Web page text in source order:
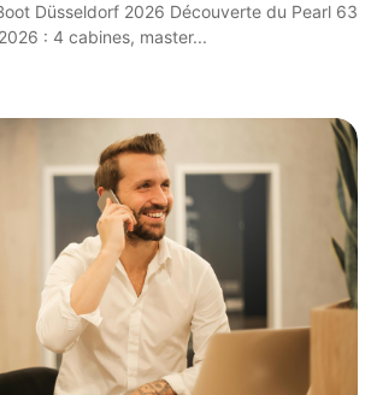
Düsseldorf 2026 Découverte du Pearl 63
: 4 cabines, master...